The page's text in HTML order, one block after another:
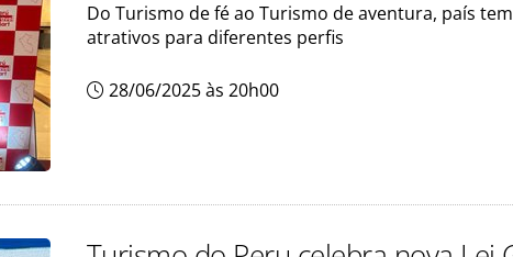
Do Turismo de fé ao Turismo de aventura, país
atrativos para diferentes perfis
28/06/2025 às 20h00